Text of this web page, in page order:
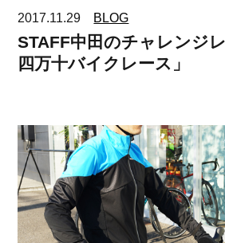
2017.11.29 BLOG
STAFF中田のチャレンジ
四万十バイクレース」